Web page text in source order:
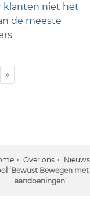
klanten niet het
de meeste
»
Over ons
Nieuws
‘Bewust Bewegen
aandoeningen’